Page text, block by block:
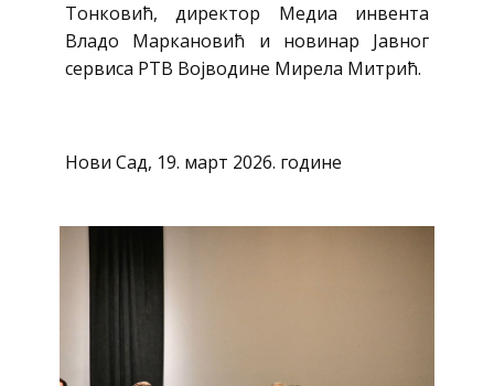
Тонковић, директор Медиа инвента
Владо Маркановић и новинар Јавног
сервиса РТВ Војводине Мирела Митрић.
Нови Сад, 19. март 2026. године